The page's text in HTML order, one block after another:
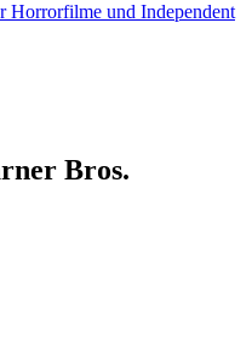
Horrorfilme und Independent
Bros.